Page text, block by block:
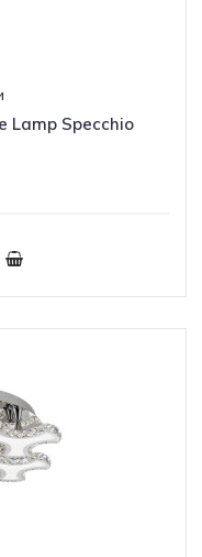
Lamp Specchio